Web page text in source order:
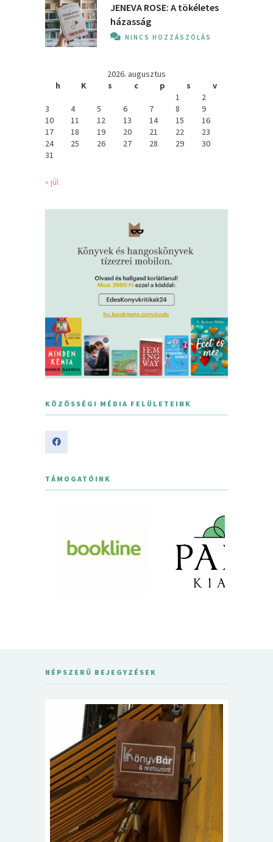
JENEVA ROSE: A ​tökéletes
házasság
NINCS HOZZÁSZÓLÁS
2026. augusztus
h
K s c p s
v
1
2
3
4 5 6 7 8
9
10
11 12 13 14 15
16
17
18 19 20 21 22
23
24
25 26 27 28 29
30
31
« júl
KÖZÖSSÉGI MÉDIA FELÜLETEINK
TÁMOGATÓINK
NÉPSZERŰ BEJEGYZÉSEK